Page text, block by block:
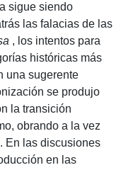
sigue siendo
las falacias de las
, los intentos para
históricas más
una sugerente
se produjo
la transición
obrando a la vez
En las discusiones
en las